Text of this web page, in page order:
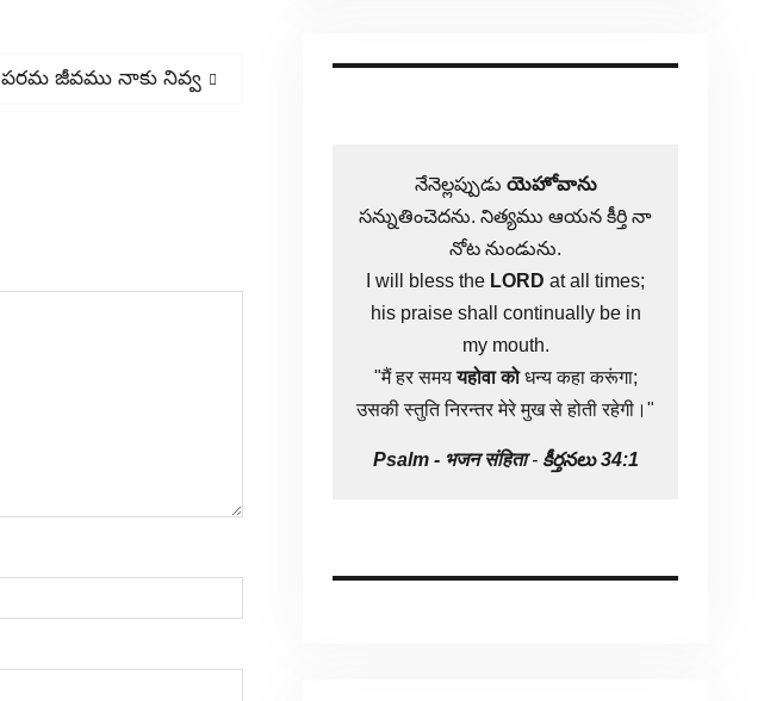
Next
పరమ జీవము నాకు నివ్వ
నేనెల్లప్పుడు యెహోవాను
సన్నుతించెదను. నిత్యము ఆయన కీర్తి నా
నోట నుండును.
I will bless the LORD at all times;
his praise shall continually be in
my mouth.
"मैं हर समययहोवा कोधन्य कहा करूंगा;
उसकी स्तुति निरन्तर मेरे मुख से होती रहेगी।"
Psalm - भजन संहिता- కీర్తనలు 34:1